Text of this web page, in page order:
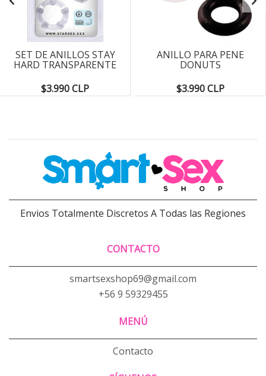
SET DE ANILLOS STAY
HARD TRANSPARENTE
$3.990 CLP
ANILLO PARA PENE
DONUTS
$3.990 CLP
Envios Totalmente Discretos A Todas las Regiones
CONTACTO
smartsexshop69@gmail.com
+56 9 59329455
MENÚ
Contacto